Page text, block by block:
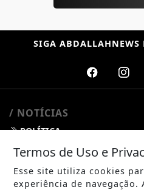
SIGA ABDALLAHNEWS
/ NOTÍCIAS
POLÍTICA
MUNDO
ENTRETENIMENTO
Termos de Uso e
Esse site utiliza cookies
experiência de navegação.